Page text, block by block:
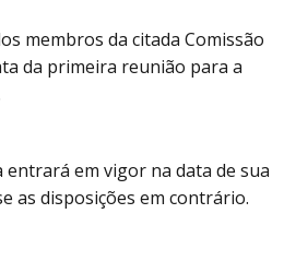
membros da citada Comissão
da primeira reunião para a
em vigor na data de sua
as disposições em contrário.